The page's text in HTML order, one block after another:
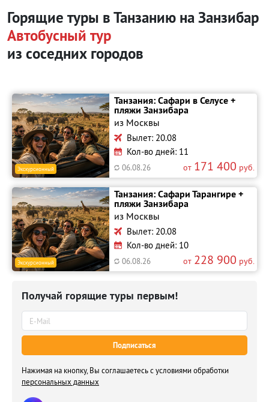
Горящие туры в Танзанию на Занзибар
Автобусный тур
из соседних городов
Экскурсионный
Танзания: Сафари в Селусе +
пляжи Занзибара
из Москвы
Вылет: 20.08
Кол-во дней: 11
06.08.26 от 171 400 руб.
Экскурсионный
Танзания: Сафари Тарангире +
пляжи Занзибара
из Москвы
Вылет: 20.08
Кол-во дней: 10
06.08.26 от 228 900 руб.
Получай горящие туры первым!
Подписаться
Нажимая на кнопку, Вы соглашаетесь с условиями обработки
персональных данных